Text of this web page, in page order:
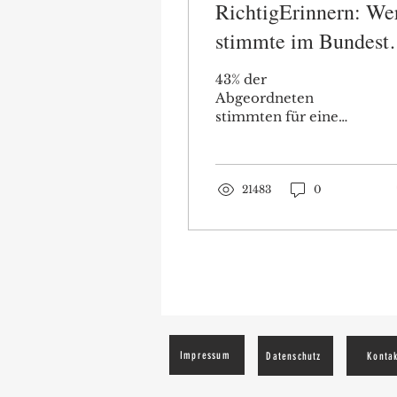
RichtigErinnern:
stimmte im
für die Impfpflicht?
43% der
Abgeordneten
stimmten für eine
Grünen und SPD
Impfapartheid in
21483 0
Impressum Datenschutz